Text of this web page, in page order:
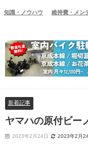
知識・ノウハウ 維持費・メン
新着記事
ヤマハの原付ビー
2023年2月24日 2023年2月